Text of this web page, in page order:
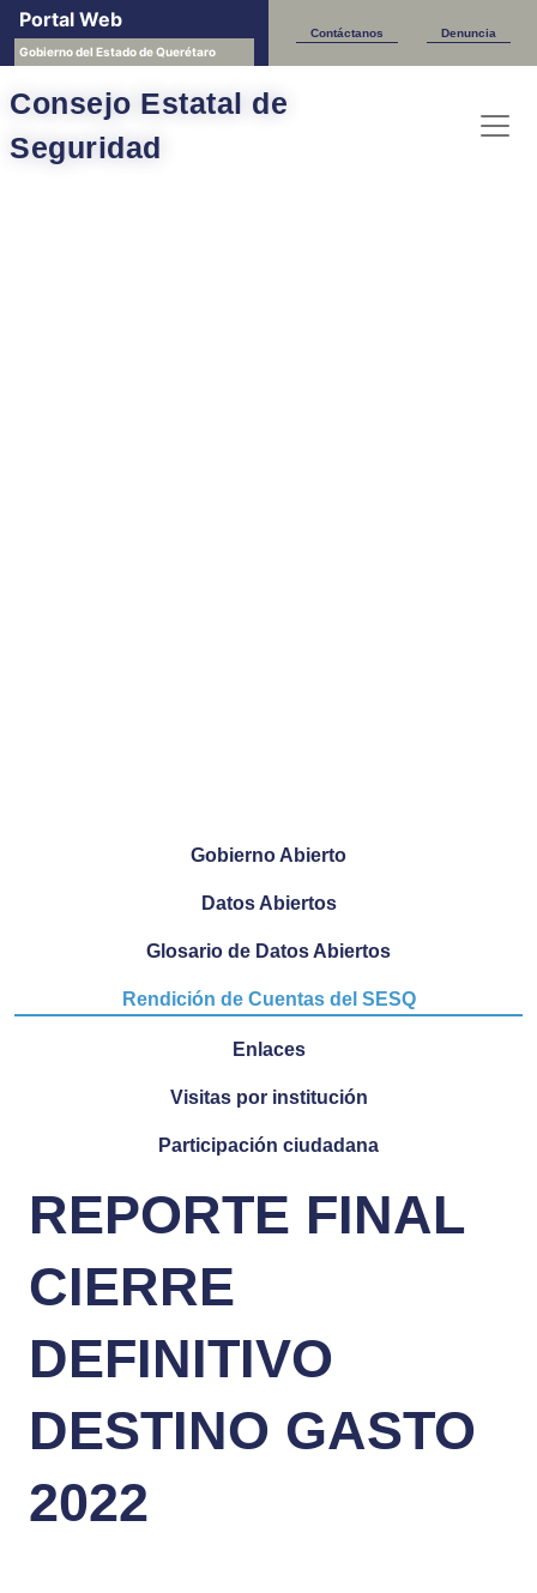
Portal Web
Gobierno del Estado de Querétaro
Contáctanos Denuncia
Consejo Estatal de
Seguridad
Gobierno Abierto
Datos Abiertos
Glosario de Datos Abiertos
Rendición de Cuentas del SESQ
Enlaces
Visitas por institución
Participación ciudadana
REPORTE FINAL
CIERRE
DEFINITIVO
DESTINO GASTO
2022